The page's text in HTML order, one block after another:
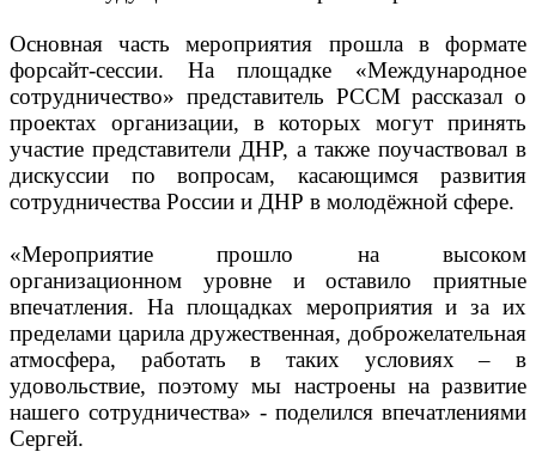
Основная часть мероприятия прошла в формате
форсайт-сессии. На площадке «Международное
сотрудничество» представитель РССМ рассказал о
проектах организации, в которых могут принять
участие представители ДНР, а также поучаствовал в
дискуссии по вопросам, касающимся развития
сотрудничества России и ДНР в молодёжной сфере.
«Мероприятие прошло на высоком
организационном уровне и оставило приятные
впечатления. На площадках мероприятия и за их
пределами царила дружественная, доброжелательная
атмосфера, работать в таких условиях – в
удовольствие, поэтому мы настроены на развитие
нашего сотрудничества» - поделился впечатлениями
Сергей.